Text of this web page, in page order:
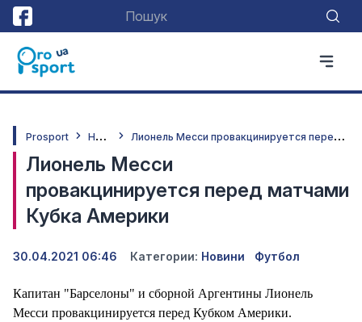
Prosport Н
овини Л
ионель Месси провакцинируется перед матчами Кубка Америки
Лионель Месси
провакцинируется перед матчами
Кубка Америки
30.04.2021 06:46 Категории: Новини Футбол
Капитан "Барселоны" и сборной Аргентины Лионель
Месси провакцинируется перед Кубком Америки.